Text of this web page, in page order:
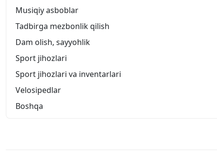
Musiqiy asboblar
Tadbirga mezbonlik qilish
Dam olish, sayyohlik
Sport jihozlari
Sport jihozlari va inventarlari
Velosipedlar
Boshqa